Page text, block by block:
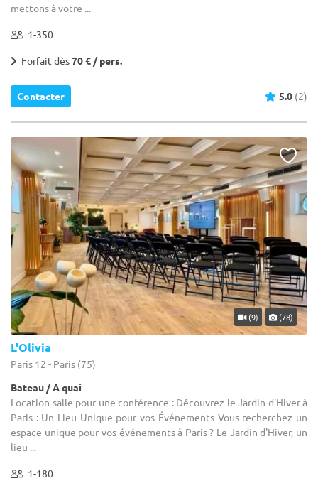
mettons à votre ...
1-350
Forfait dès70 € / pers.
Contacter 5.0 (2)
(9) (78)
L'Olivia
Paris 12 - Paris (75)
Bateau / A quai
Location salle pour une conférence : Découvrez le Jardin d'Hiver à
Paris : Un Lieu Unique pour vos Événements Vous recherchez un
espace unique pour vos événements à Paris ? Le Jardin d'Hiver, un
lieu ...
1-180